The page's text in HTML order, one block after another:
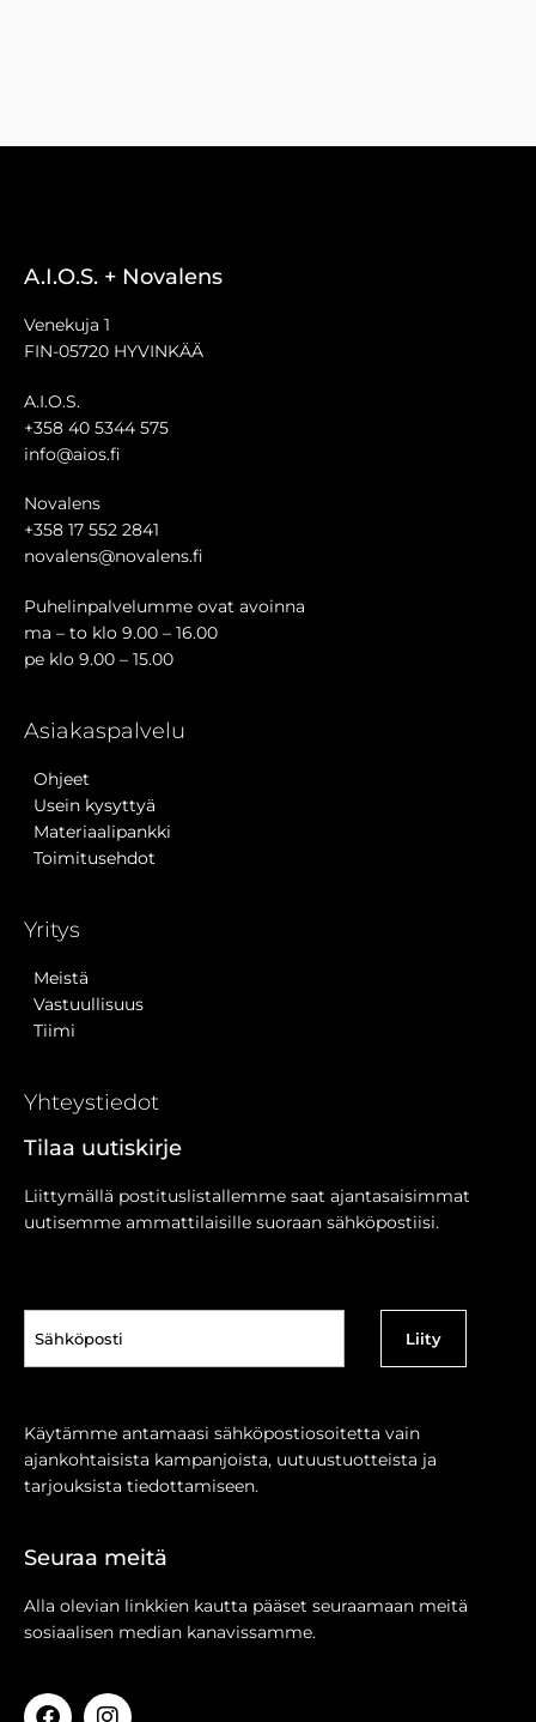
A.I.O.S. + Novalens
Venekuja 1
FIN-05720 HYVINKÄÄ
A.I.O.S.
+358 40 5344 575
info@aios.fi
Novalens
+358 17 552 2841
novalens@novalens.fi
Puhelinpalvelumme ovat avoinna
ma – to klo 9.00 – 16.00
pe klo 9.00 – 15.00
Asiakaspalvelu
Ohjeet
Usein kysyttyä
Materiaalipankki
Toimitusehdot
Yritys
Meistä
Vastuullisuus
Tiimi
Yhteystiedot
Tilaa uutiskirje
Liittymällä postituslistallemme saat ajantasaisimmat
uutisemme ammattilaisille suoraan sähköpostiisi.
(Pakollinen)
Käytämme antamaasi sähköpostiosoitetta vain
ajankohtaisista kampanjoista, uutuustuotteista ja
tarjouksista tiedottamiseen.
Seuraa meitä
Alla olevian linkkien kautta pääset seuraamaan meitä
sosiaalisen median kanavissamme.